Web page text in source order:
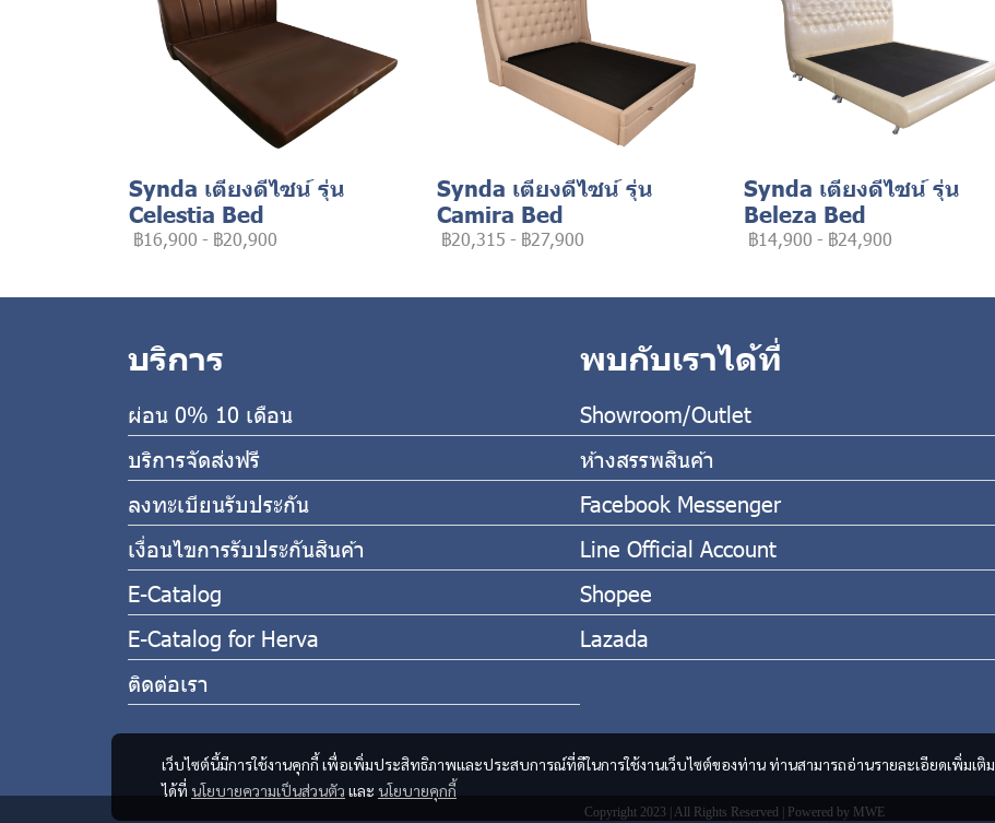
Synda เตียงดีไซน์ รุ่น
Celestia Bed
฿16,900 - ฿20,900
Synda เตียงดีไซน์ รุ่น
Camira Bed
฿20,315 - ฿27,900
Synda เตียงดีไซน์ รุ่น
Beleza Bed
฿14,900 - ฿24,900
เว็บไซต์นี้มีการใช้งานคุกกี้ เพื่อเพิ่มประสิทธิภาพและประสบการณ์ที่ดีในการใช้งานเว็บไซต์ของท่าน ท่านสามารถอ่านรายละเอียดเพิ่มเติม
ได้ที่ นโยบายความเป็นส่วนตัว และ นโยบายคุกกี้
บริการ
ผ่อน 0% 10 เดือน
บริการจัดส่งฟรี
ลงทะเบียนรับประกัน
เงื่อนไขการรับประกันสินค้า
E-Catalog
E-Catalog for Herva
ติดต่อเรา
พบกับเราได้ที่
Showroom/Outlet
ห้างสรรพสินค้า
Facebook Messenger
Line Official Account
Shopee
Lazada
Copyright 2023 | All Rights Reserved | Powered by MWE